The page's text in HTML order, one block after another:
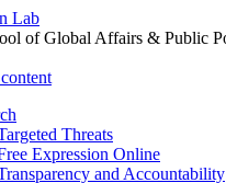
Threats
Expression Online
and Accountability